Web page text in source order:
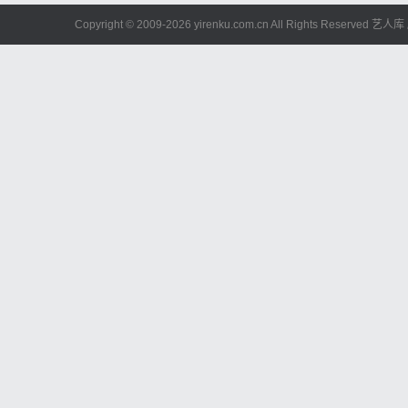
Copyright © 2009-2026 yirenku.com.cn All Rights Reserved 艺人库